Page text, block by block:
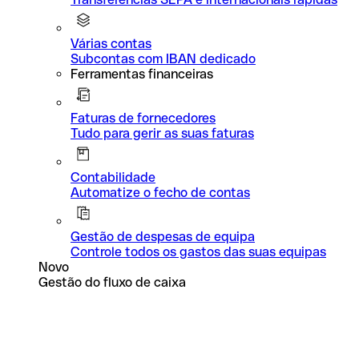
Várias contas
Subcontas com IBAN dedicado
Ferramentas financeiras
Faturas de fornecedores
Tudo para gerir as suas faturas
Contabilidade
Automatize o fecho de contas
Gestão de despesas de equipa
Controle todos os gastos das suas equipas
Novo
Gestão do fluxo de caixa